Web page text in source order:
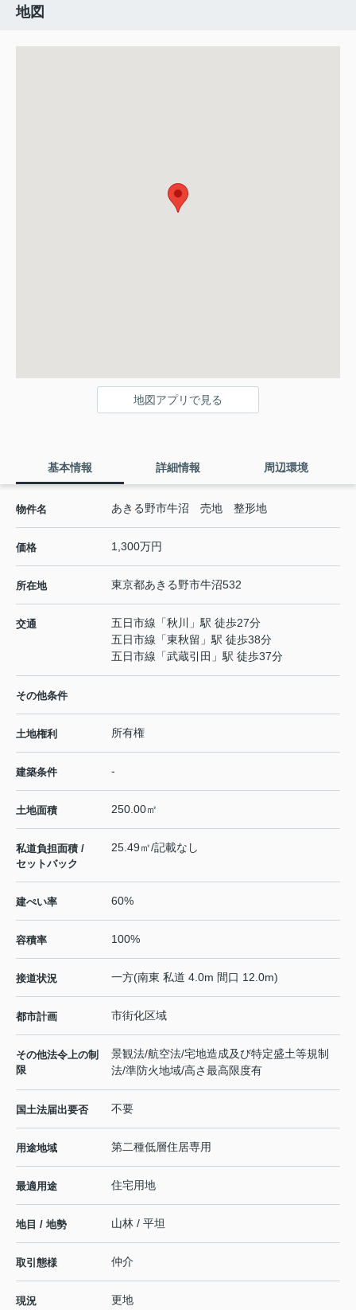
地図
地図アプリで見る
基本情報 詳細情報 周辺環境
物件名 あきる野市牛沼 売地 整形地
価格 1,300万円
所在地 東京都あきる野市牛沼532
交通 五日市線 「秋川
」駅 徒歩27分
五日市線 「東秋留 」駅 徒歩38分
五日市線 「武蔵引田 」駅 徒歩37分
その他条件
土地権利 所有権
建築条件 -
土地面積 250.00㎡
私道負担面積 /
セットバック
25.49㎡/記載なし
建ぺい率 60%
容積率 100%
接道状況 一方(南東 私道 4.0m 間口 12.0m)
都市計画 市街化区域
その他法令上の制
限
景観法/航空法/宅地造成及び特定盛土等規制
法/準防火地域/高さ最高限度有
国土法届出要否 不要
用途地域 第二種低層住居専用
最適用途 住宅用地
地目 / 地勢 山林 / 平坦
取引態様 仲介
現況 更地